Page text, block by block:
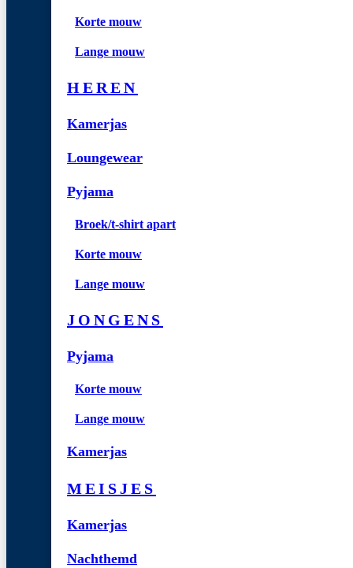
Korte mouw
Lange mouw
HEREN
Kamerjas
Loungewear
Pyjama
Broek/t-shirt apart
Korte mouw
Lange mouw
JONGENS
Pyjama
Korte mouw
Lange mouw
Kamerjas
MEISJES
Kamerjas
Nachthemd